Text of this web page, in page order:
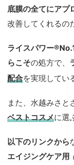
底膜の全てにアプ
改善してくれるの
ライスパワー
らこその処方で、
配合を実現してい
また、水越みさと
ベストコスメに選
以下のリンクから
エイジングケア用